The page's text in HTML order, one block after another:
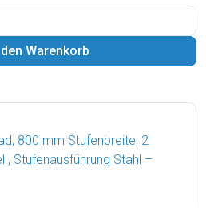
Warenkorb
800 mm Stufenbreite, 2
Stufenausführung Stahl –